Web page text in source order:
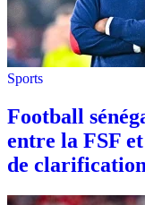
Sports
Football
entre la FSF
de